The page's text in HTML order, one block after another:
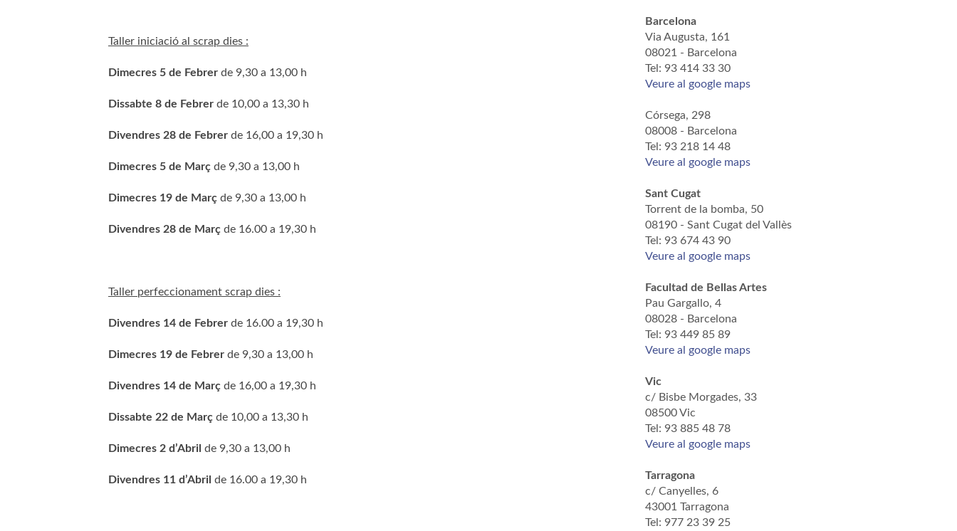
Taller iniciació al scrap dies :
Dimecres 5 de Febrer de 9,30 a 13,00 h
Dissabte 8 de Febrer de 10,00 a 13,30 h
Divendres 28 de Febrer de 16,00 a 19,30 h
Dimecres 5 de Març de 9,30 a 13,00 h
Dimecres 19 de Març de 9,30 a 13,00 h
Divendres 28 de Març de 16.00 a 19,30 h
Taller perfeccionament scrap dies :
Divendres 14 de Febrer de 16.00 a 19,30 h
Dimecres 19 de Febrer de 9,30 a 13,00 h
Divendres 14 de Març de 16,00 a 19,30 h
Dissabte 22 de Març de 10,00 a 13,30 h
Dimecres 2 d’Abril de 9,30 a 13,00 h
Divendres 11 d’Abril de 16.00 a 19,30 h
Barcelona
Via Augusta, 161
08021 - Barcelona
Tel: 93 414 33 30
Veure al google maps
Córsega, 298
08008 - Barcelona
Tel: 93 218 14 48
Veure al google maps
Sant Cugat
Torrent de la bomba, 50
08190 - Sant Cugat del Vallès
Tel: 93 674 43 90
Veure al google maps
Facultad de Bellas Artes
Pau Gargallo, 4
08028 - Barcelona
Tel: 93 449 85 89
Veure al google maps
Vic
c/ Bisbe Morgades, 33
08500 Vic
Tel: 93 885 48 78
Veure al google maps
Tarragona
c/ Canyelles, 6
43001 Tarragona
Tel: 977 23 39 25